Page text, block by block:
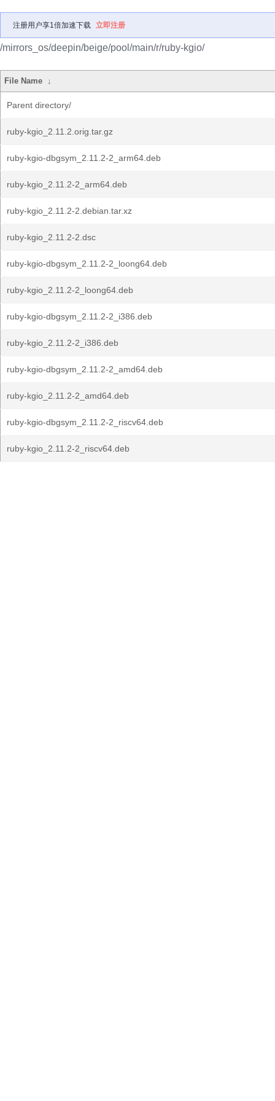
注册用户享1倍加速下载 立即注册
/mirrors_os/deepin/beige/pool/main/r/ruby-kgio/
File Name ↓
Parent directory/
ruby-kgio_2.11.2.orig.tar.gz
ruby-kgio-dbgsym_2.11.2-2_arm64.deb
ruby-kgio_2.11.2-2_arm64.deb
ruby-kgio_2.11.2-2.debian.tar.xz
ruby-kgio_2.11.2-2.dsc
ruby-kgio-dbgsym_2.11.2-2_loong64.deb
ruby-kgio_2.11.2-2_loong64.deb
ruby-kgio-dbgsym_2.11.2-2_i386.deb
ruby-kgio_2.11.2-2_i386.deb
ruby-kgio-dbgsym_2.11.2-2_amd64.deb
ruby-kgio_2.11.2-2_amd64.deb
ruby-kgio-dbgsym_2.11.2-2_riscv64.deb
ruby-kgio_2.11.2-2_riscv64.deb